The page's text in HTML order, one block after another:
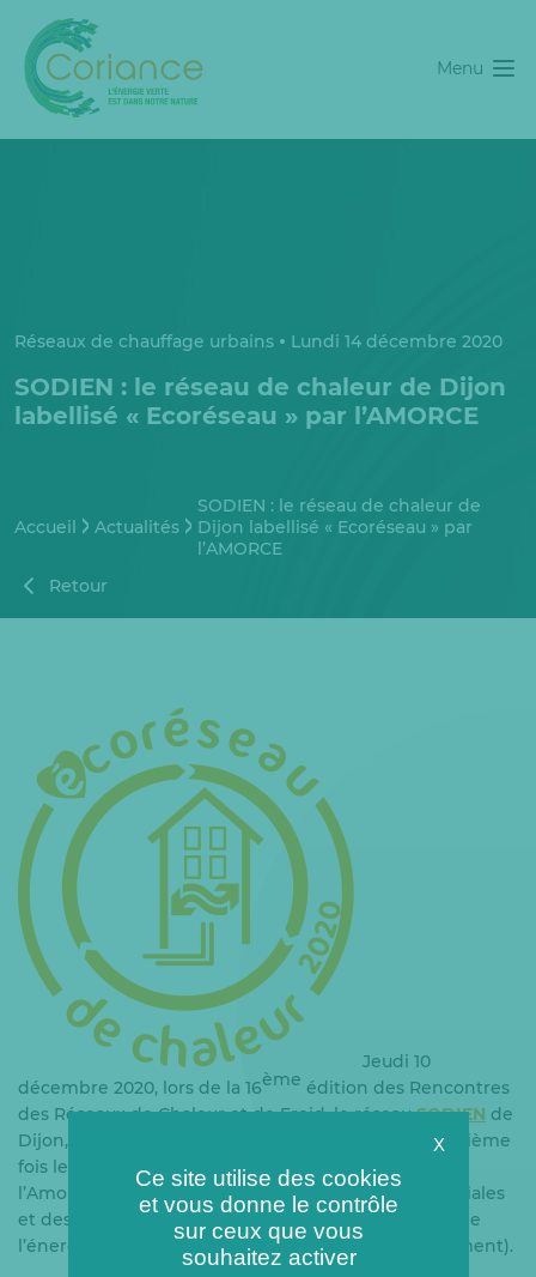
Menu
Réseaux de chauffage urbains Lundi 14 décembre 2020
SODIEN : le réseau de chaleur de Dijon
labellisé « Ecoréseau » par l’AMORCE
Accueil Actualités
SODIEN : le réseau de chaleur de
Dijon labellisé « Ecoréseau » par
l’AMORCE
Retour
Jeudi 10
décembre 2020, lors de la 16ème édition des Rencontres
des Réseaux de Chaleur et de Froid, le réseauSODIEN de
Dijon, filiale du Groupe Coriance, a reçu pour la troisième
fois le label «
Eco réseau de chaleur
», décerné par
l’Amorce (agence nationale des collectivités territoriales
et des professionnels pour la gestion des déchets, de
l’énergie, des réseaux de chaleur et de l’environnement).
X
Ce site utilise des cookies
et vous donne le contrôle
sur ceux que vous
souhaitez activer